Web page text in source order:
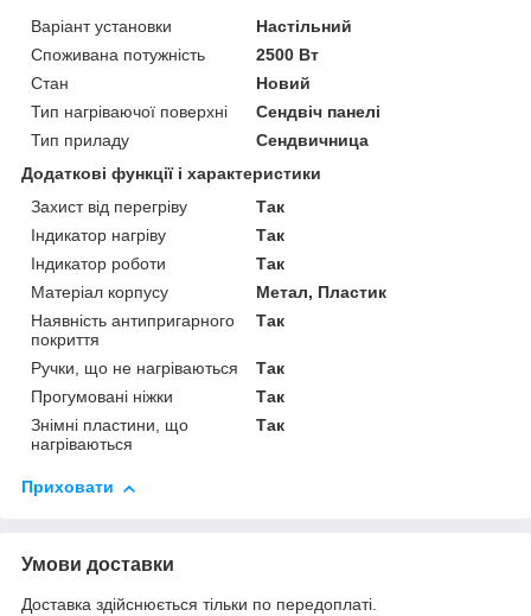
Варіант установки
Настільний
Споживана потужність
2500 Вт
Стан
Новий
Тип нагріваючої поверхні
Сендвіч панелі
Тип приладу
Сендвичница
Додаткові функції і характеристики
Захист від перегріву
Так
Індикатор нагріву
Так
Індикатор роботи
Так
Матеріал корпусу
Метал, Пластик
Наявність антипригарного
покриття
Так
Ручки, що не нагріваються
Так
Прогумовані ніжки
Так
Знімні пластини, що
нагріваються
Так
Приховати
Умови доставки
Доставка здійснюється тільки по передоплаті.